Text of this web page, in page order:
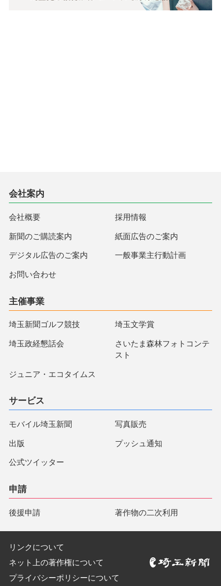
会社案内
会社概要 採用情報
新聞のご購読案内 紙面広告のご案内
デジタル広告のご案内 一般事業主行動計画
お問い合わせ
主催事業
埼玉新聞ゴルフ競技 埼玉文学賞
埼玉政経懇話会
さいたま森林フォトコンテ
スト
ジュニア・エコタイムス
サービス
モバイル埼玉新聞 写真販売
出版 プッシュ通知
公式ツイッター
申請
後援申請 著作物の二次利用
リンクについて
ネット上の著作権について
プライバシーポリシーについて